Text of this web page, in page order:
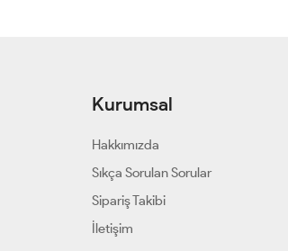
Kurumsal
Hakkımızda
Sıkça Sorulan Sorular
Sipariş Takibi
İletişim